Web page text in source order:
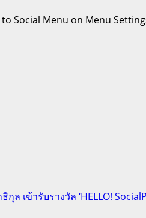
Social Menu on Menu
เข้ารับรางวัล ‘HELLO!